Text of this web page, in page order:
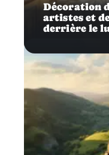
Décoration
artistes et
derrière le